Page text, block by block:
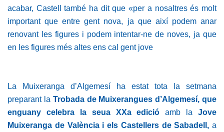
acabar, Castell també ha dit que «per a nosaltres és molt
important que entre gent nova, ja que així podem anar
renovant les figures i podem intentar-ne de noves, ja que
en les figures més altes ens cal gent jove
La Muixeranga d’Algemesí ha estat tota la setmana
preparant la Trobada de Muixerangues d’Algemesí, que
enguany celebra la seua XXa edició amb la Jove
Muixeranga de València i els Castellers de Sabadell, a